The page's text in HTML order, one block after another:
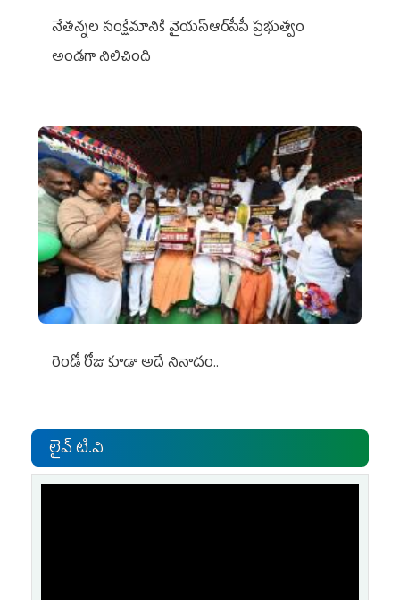
నేతన్నల సంక్షేమానికి వైయ‌స్ఆర్‌సీపీ ప్రభుత్వం
అండగా నిలిచింది
రెండో రోజు కూడా అదే నినాదం..
లైవ్ టి.వి